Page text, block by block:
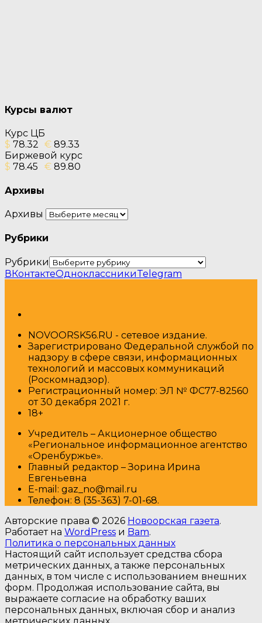
Курсы валют
Курс ЦБ
$ 78.32 € 89.33
Биржевой курс
$ 78.45 € 89.80
Архивы
Архивы
Рубрики
Рубрики
ВКонтактеОдноклассникиTelegram
NOVOORSK56.RU - сетевое издание.
Зарегистрировано Федеральной службой по
надзору в сфере связи, информационных
технологий и массовых коммуникаций
(Роскомнадзор).
Регистрационный номер: ЭЛ № ФС77-82560
от 30 декабря 2021 г.
18+
Учредитель – Акционерное общество
«Региональное информационное агентство
«Оренбуржье».
Главный редактор – Зорина Ирина
Евгеньевна
E-mail: gaz_no@mail.ru
Телефон: 8 (35-363) 7-01-68.
Авторские права © 2026 Новоорская газета.
Работает на WordPress и Bam.
Политика о персональных данных
Настоящий сайт использует средства сбора
метрических данных, а также персональных
данных, в том числе с использованием внешних
форм. Продолжая использование сайта, вы
выражаете согласие на обработку ваших
персональных данных, включая сбор и анализ
метрических данных.